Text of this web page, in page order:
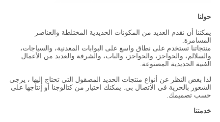
حولنا
يمكننا أن نقدم العديد من المكونات الحديدية المختلطة والعناصر
المسامرة.
منتجاتنا تستخدم على نطاق واسع على البوابات المعدنية، والسياجات،
والسلالم، والحواجز، والحواجز، والباب، والشرفة والعديد من الأعمال
الفنية الحديدية المصنوعة.
لذا بغض النظر عن أنواع منتجات الحديد المصقول التي تحتاج إليها ، يرجى
الشعور بالحرية في الاتصال بي. يمكنك اختيار من كتالوجنا أو إنتاجها على
حسب تصميمك.
خدمتنا